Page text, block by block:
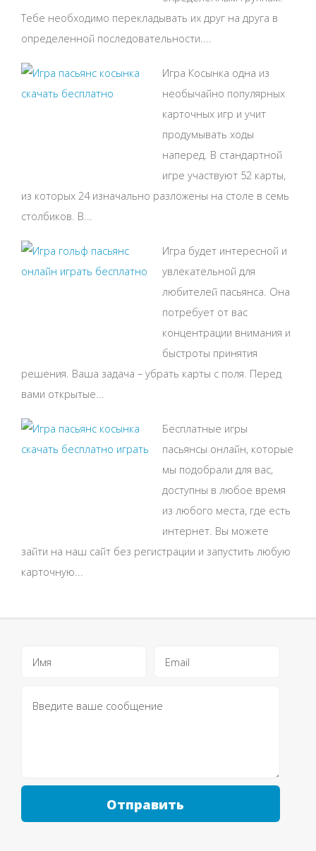
Тебе необходимо перекладывать их друг на друга в
определенной последовательности....
Игра Косынка одна из
необычайно популярных
карточных игр и учит
продумывать ходы
наперед. В стандартной
игре участвуют 52 карты,
из которых 24 изначально разложены на столе в семь
столбиков. В...
Игра будет интересной и
увлекательной для
любителей пасьянса. Она
потребует от вас
концентрации внимания и
быстроты принятия
решения. Ваша задача – убрать карты с поля. Перед
вами открытые...
Бесплатные игры
пасьянсы онлайн, которые
мы подобрали для вас,
доступны в любое время
из любого места, где есть
интернет. Вы можете
зайти на наш сайт без регистрации и запустить любую
карточную...
Отправить